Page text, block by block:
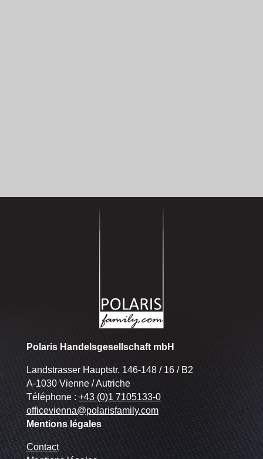
Polaris Handelsgesellschaft mbH
Landstrasser Hauptstr. 146-148 / 16 / B2
A-1030 Vienne / Autriche
Téléphone :+43 (0)1 7105133-0
officevienna@polarisfamily.com
Mentions légales
Contact